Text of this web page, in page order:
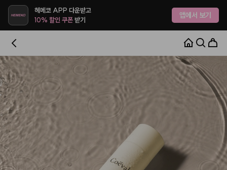
헤메코 APP 다운받고
10% 할인 쿠폰받기 앱에서 보기